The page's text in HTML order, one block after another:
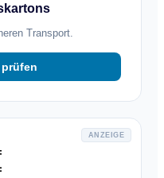
Transport.
prüfen
ANZEIGE